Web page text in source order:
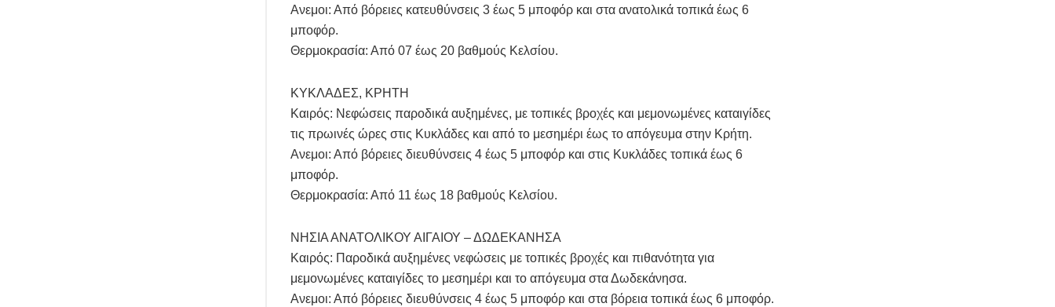
Ανεμοι: Από βόρειες κατευθύνσεις 3 έως 5 μποφόρ και στα ανατολικά τοπικά έως 6
μποφόρ.
Θερμοκρασία: Από 07 έως 20 βαθμούς Κελσίου.
ΚΥΚΛΑΔΕΣ, ΚΡΗΤΗ
Καιρός: Νεφώσεις παροδικά αυξημένες, με τοπικές βροχές και μεμονωμένες καταιγίδες
τις πρωινές ώρες στις Κυκλάδες και από το μεσημέρι έως το απόγευμα στην Κρήτη.
Ανεμοι: Από βόρειες διευθύνσεις 4 έως 5 μποφόρ και στις Κυκλάδες τοπικά έως 6
μποφόρ.
Θερμοκρασία: Από 11 έως 18 βαθμούς Κελσίου.
ΝΗΣΙΑ ΑΝΑΤΟΛΙΚΟΥ ΑΙΓΑΙΟΥ – ΔΩΔΕΚΑΝΗΣΑ
Καιρός: Παροδικά αυξημένες νεφώσεις με τοπικές βροχές και πιθανότητα για
μεμονωμένες καταιγίδες το μεσημέρι και το απόγευμα στα Δωδεκάνησα.
Ανεμοι: Από βόρειες διευθύνσεις 4 έως 5 μποφόρ και στα βόρεια τοπικά έως 6 μποφόρ.